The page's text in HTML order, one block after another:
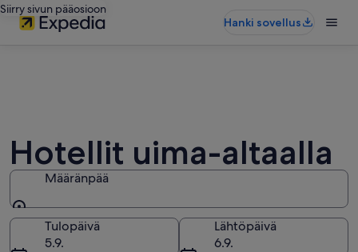
Siirry sivun pääosioon
Hanki sovellus
Hotellit uima-altaalla
Määränpää
Määränpää
Tulopäivä
5.9.
Lähtöpäivä
6.9.